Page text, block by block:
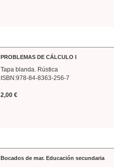
PROBLEMAS DE CÁLCULO I
Tapa blanda. Rústica
ISBN:978-84-8363-256-7
2,00 €
Bocados de mar. Educación secundaria